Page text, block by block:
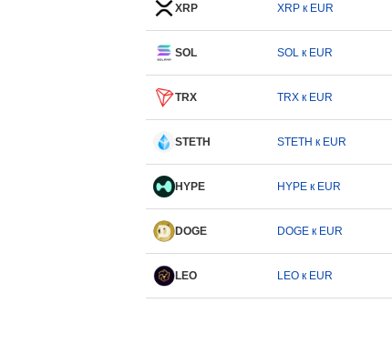
XRP XRP к EUR
SOL SOL к EUR
TRX TRX к EUR
STETH STETH к EUR
HYPE HYPE к EUR
DOGE DOGE к EUR
LEO LEO к EUR